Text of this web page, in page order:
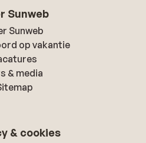
Sunweb
Sunweb
op vakantie
& media
& cookies